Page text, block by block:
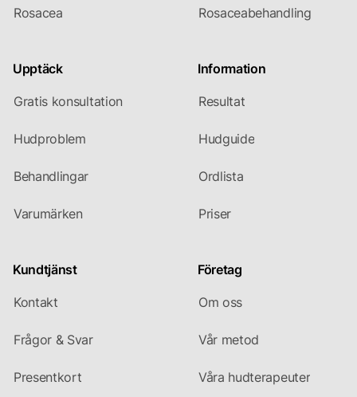
Rosacea Rosaceabehandling
Upptäck
Gratis konsultation
Hudproblem
Behandlingar
Varumärken
Information
Resultat
Hudguide
Ordlista
Priser
Kundtjänst
Kontakt
Frågor & Svar
Presentkort
Företag
Om oss
Vår metod
Våra hudterapeuter